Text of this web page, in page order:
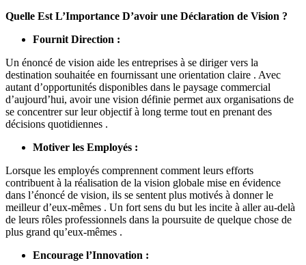
Quelle Est L’Importance D’avoir une Déclaration de Vision ?
Fournit Direction :
Un énoncé de vision aide les entreprises à se diriger vers la
destination souhaitée en fournissant une orientation claire . Avec
autant d’opportunités disponibles dans le paysage commercial
d’aujourd’hui, avoir une vision définie permet aux organisations de
se concentrer sur leur objectif à long terme tout en prenant des
décisions quotidiennes .
Motiver les Employés :
Lorsque les employés comprennent comment leurs efforts
contribuent à la réalisation de la vision globale mise en évidence
dans l’énoncé de vision, ils se sentent plus motivés à donner le
meilleur d’eux-mêmes . Un fort sens du but les incite à aller au-delà
de leurs rôles professionnels dans la poursuite de quelque chose de
plus grand qu’eux-mêmes .
Encourage l’Innovation :